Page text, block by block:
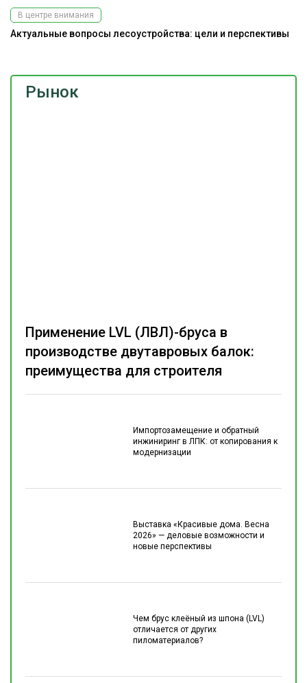
Рынок
Импортозамещение и обратный
инжиниринг в ЛПК: от копирования к
модернизации
Выставка «Красивые дома. Весна
2026» — деловые возможности и
новые перспективы
Чем брус клеёный из шпона (LVL)
отличается от других
пиломатериалов?
Применение LVL (ЛВЛ)-бруса в
производстве двутавровых балок:
преимущества для строителя
В центре внимания
Актуальные вопросы лесоустройства: цели и перспективы